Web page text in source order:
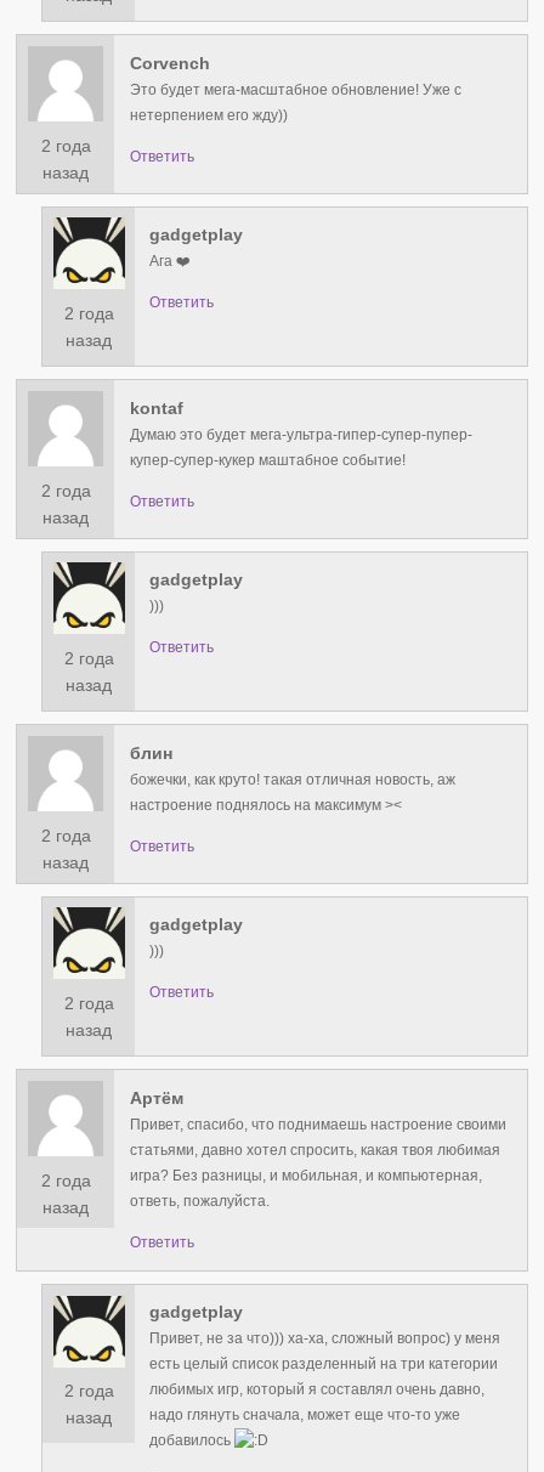
2 года
назад
Corvench
Это будет мега-масштабное обновление! Уже с
нетерпением его жду))
Ответить
2 года
назад
gadgetplay
Ага ❤️
Ответить
2 года
назад
kontaf
Думаю это будет мега-ультра-гипер-супер-пупер-
купер-супер-кукер маштабное событие!
Ответить
2 года
назад
gadgetplay
)))
Ответить
2 года
назад
блин
божечки, как круто! такая отличная новость, аж
настроение поднялось на максимум ><
Ответить
2 года
назад
gadgetplay
)))
Ответить
2 года
назад
Артём
Привет, спасибо, что поднимаешь настроение своими
статьями, давно хотел спросить, какая твоя любимая
игра? Без разницы, и мобильная, и компьютерная,
ответь, пожалуйста.
Ответить
2 года
назад
gadgetplay
Привет, не за что))) ха-ха, сложный вопрос) у меня
есть целый список разделенный на три категории
любимых игр, который я составлял очень давно,
надо глянуть сначала, может еще что-то уже
добавилось